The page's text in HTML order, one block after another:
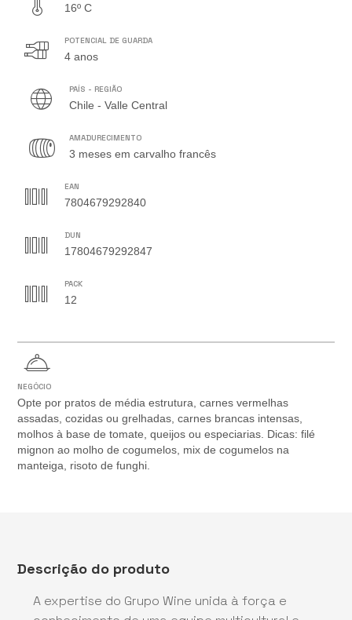
16º C
POTENCIAL DE GUARDA
4 anos
PAÍS - REGIÃO
Chile - Valle Central
AMADURECIMENTO
3 meses em carvalho francês
EAN
7804679292840
DUN
17804679292847
PACK
12
NEGÓCIO
Opte por pratos de média estrutura, carnes vermelhas
assadas, cozidas ou grelhadas, carnes brancas intensas,
molhos à base de tomate, queijos ou especiarias. Dicas: filé
mignon ao molho de cogumelos, mix de cogumelos na
manteiga, risoto de funghi.
Descrição do produto
A expertise do Grupo Wine unida à força e